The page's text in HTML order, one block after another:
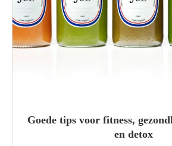
Goede tips voor fitness,
en detox